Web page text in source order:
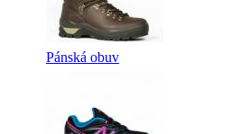
Pánská obuv